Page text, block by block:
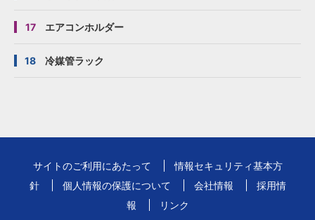
17 エアコンホルダー
18 冷媒管ラック
サイトのご利用にあたって
情報セキュリティ基本方
針
個人情報の保護について 会社情報
採用情
報
リンク